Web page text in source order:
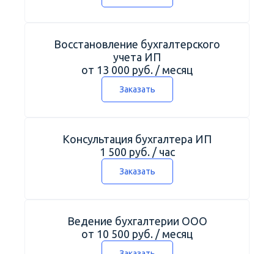
Восстановление бухгалтерского
учета ИП
от 13 000 руб. / месяц
Заказать
Консультация бухгалтера ИП
1 500 руб. / час
Заказать
Ведение бухгалтерии ООО
от 10 500 руб. / месяц